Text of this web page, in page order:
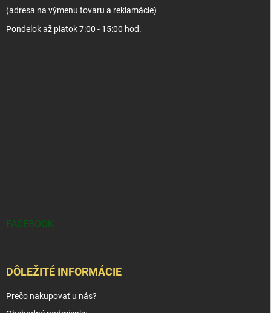
(adresa na výmenu tovaru a reklamácie)
Pondelok až piatok 7:00 - 15:00 hod.
FACEBOOK
DÔLEŽITÉ INFORMÁCIE
Prečo nakupovať u nás?